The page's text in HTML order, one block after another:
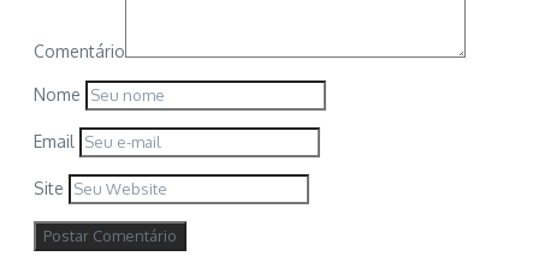
Comentário
Nome
Email
Site